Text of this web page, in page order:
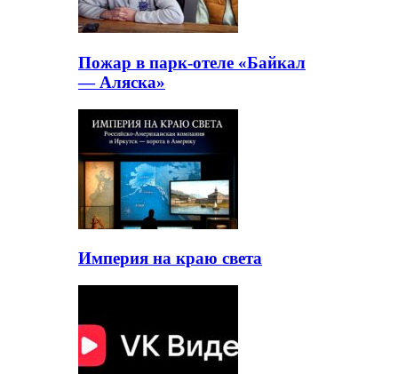
Пожар в парк-отеле «Байкал
— Аляска»
Империя на краю света